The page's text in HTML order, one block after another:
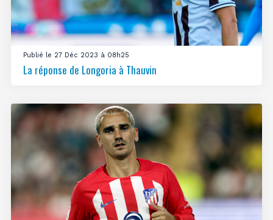
Publié le 27 Déc 2023 à 08h25
La réponse de Longoria à Thauvin